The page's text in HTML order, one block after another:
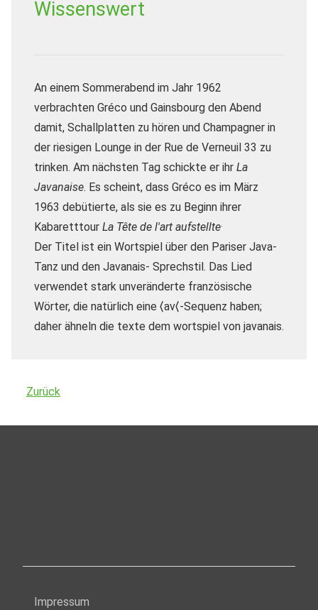
Wissenswert
An einem Sommerabend im Jahr 1962
verbrachten Gréco und Gainsbourg den Abend
damit, Schallplatten zu hören und Champagner in
der riesigen Lounge in der Rue de Verneuil 33 zu
trinken. Am nächsten Tag schickte er ihr La
Javanaise. Es scheint, dass Gréco es im März
1963 debütierte, als sie es zu Beginn ihrer
Kabaretttour La Tête de l'art aufstellte.
Der Titel ist ein Wortspiel über den Pariser Java-
Tanz und den Javanais- Sprechstil. Das Lied
verwendet stark unveränderte französische
Wörter, die natürlich eine ⟨av⟨-Sequenz haben;
daher ähneln die texte dem wortspiel von javanais.
Zurück
Impressum